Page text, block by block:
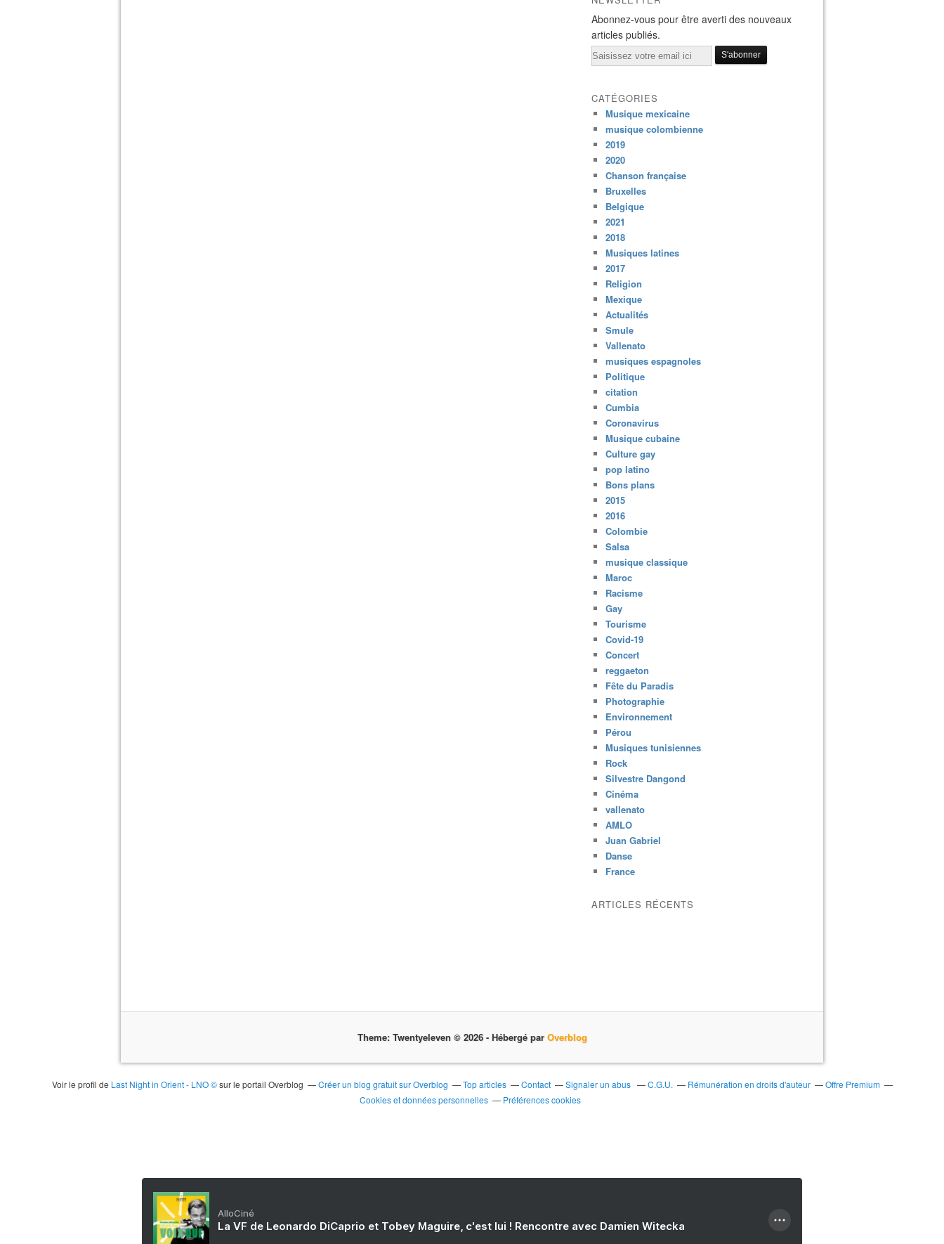
Abonnez-vous pour être averti des nouveaux
articles publiés.
Email
CATÉGORIES
Musique mexicaine
musique colombienne
2019
2020
Chanson française
Bruxelles
Belgique
2021
2018
Musiques latines
2017
Religion
Mexique
Actualités
Smule
Vallenato
musiques espagnoles
Politique
citation
Cumbia
Coronavirus
Musique cubaine
Culture gay
pop latino
Bons plans
2015
2016
Colombie
Salsa
musique classique
Maroc
Racisme
Gay
Tourisme
Covid-19
Concert
reggaeton
Fête du Paradis
Photographie
Environnement
Pérou
Musiques tunisiennes
Rock
Silvestre Dangond
Cinéma
vallenato
AMLO
Juan Gabriel
Danse
France
ARTICLES RÉCENTS
Theme: Twentyeleven © 2026 - Hébergé par Overblog
Voir le profil de Last Night in Orient - LNO ©sur le portail Overblog Créer un blog gratuit sur Overblog Top articles Contact Signaler un abus C.G.U. Rémunération en droits d'auteur
Offre Premium
Cookies et données personnelles
Préférences cookies
AlloCiné
La VF de Leonardo DiCaprio et Tobey Maguire, c'est lui ! Rencontre avec Damien Witecka